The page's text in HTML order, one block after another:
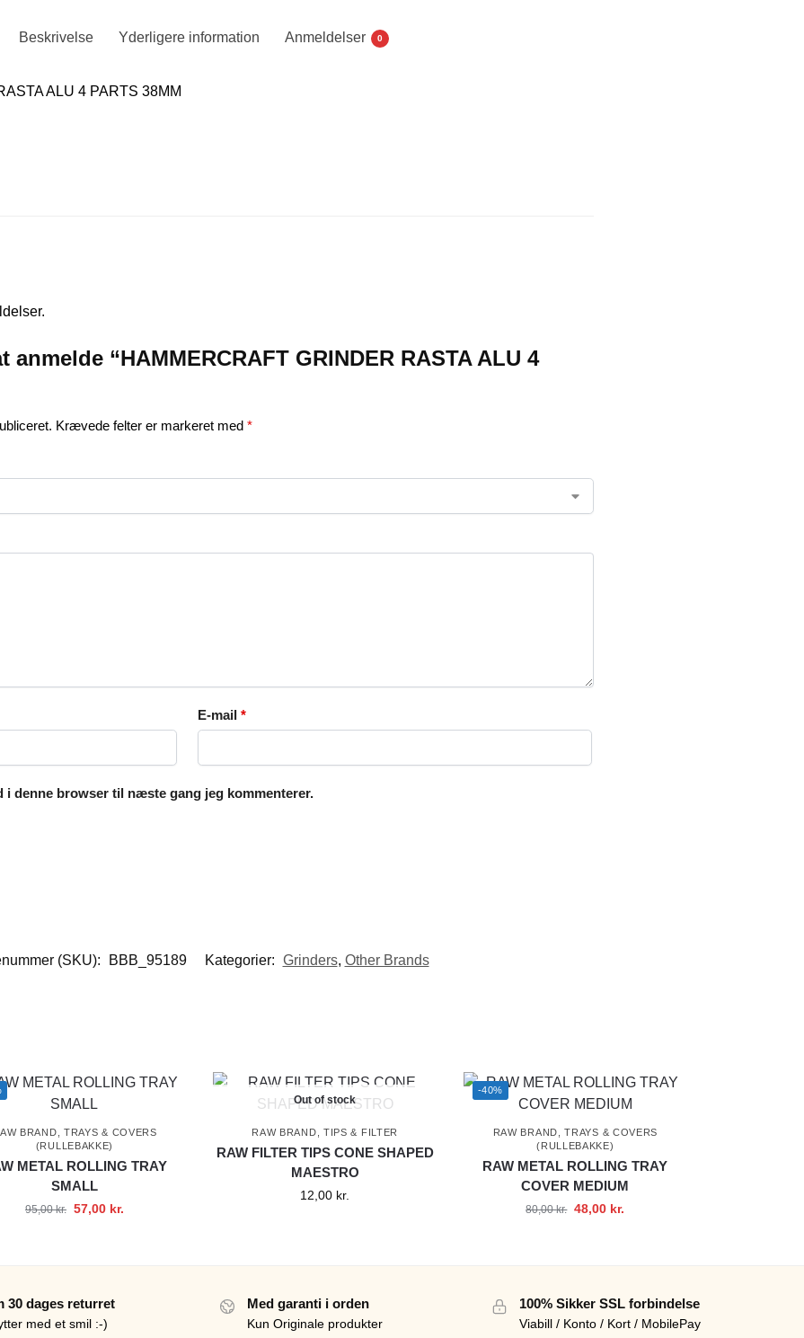
Beskrivelse Yderligere information Anmeldelser 0
ALU 4 PARTS 38MM
“HAMMERCRAFT GRINDER RASTA ALU 4
Krævede felter er markeret med *
E-mail*
i denne browser til næste gang jeg kommenterer.
(SKU): BBB_95189 Kategorier: Grinders, Other Brands
BRAND
TRAYS & COVERS
(RULLEBAKKE)
METAL ROLLING TRAY
SMALL
95,00kr. 57,00 kr.
Out of stock
RAW BRAND TIPS & FILTER
RAW FILTER TIPS CONE SHAPED
MAESTRO
12,00 kr.
-40%
RAW BRAND ,TRAYS & COVERS
(RULLEBAKKE)
RAW METAL ROLLING TRAY
COVER MEDIUM
80,00kr. 48,00 kr.
30 dages returret
med et smil :-)
Med garanti i orden
Kun Originale produkter
100% Sikker SSL forbindelse
Viabill / Konto / Kort / MobilePay